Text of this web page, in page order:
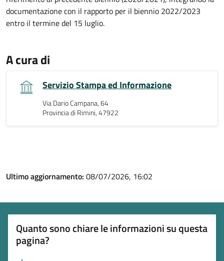
documentazione con il rapporto per il biennio 2022/2023
entro il termine del 15 luglio.
A cura di
Servizio Stampa ed Informazione
Via Dario Campana, 64
Provincia di Rimini, 47922
Ultimo aggiornamento: 08/07/2026, 16:02
Quanto sono chiare le informazioni su questa
pagina?